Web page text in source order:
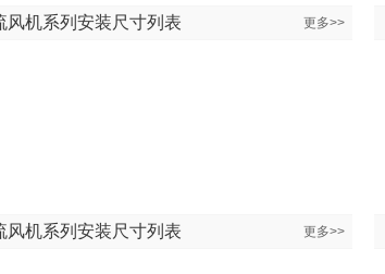
更多>>
风机系列安装尺寸列表
更多>>
风机系列安装尺寸列表